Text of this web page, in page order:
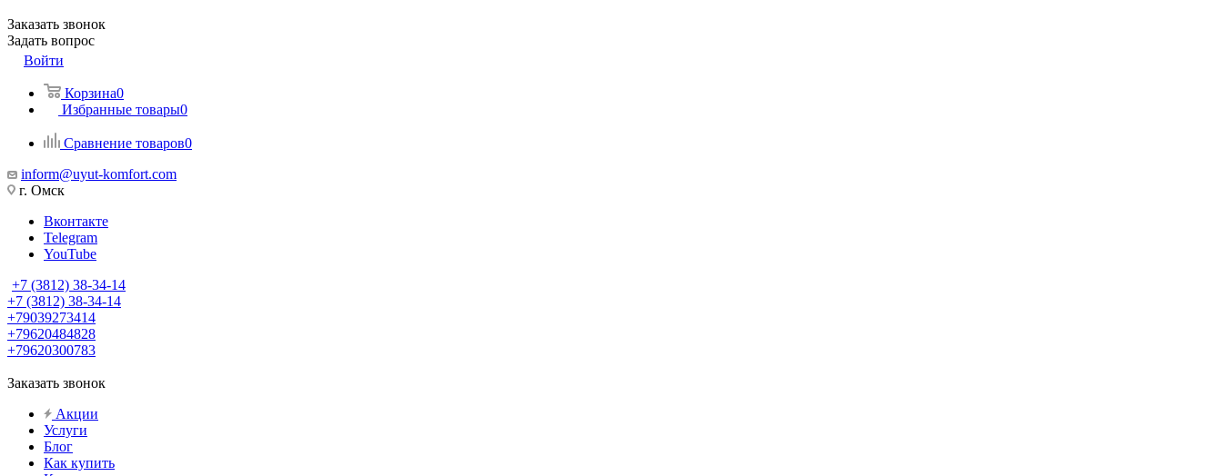
Заказать звонок
Задать вопрос
Войти
Корзина0
Избранные товары0
Сравнение товаров0
inform@uyut-komfort.com
г. Омск
Вконтакте
Telegram
YouTube
+7 (3812) 38-34-14
+7 (3812) 38-34-14
+79039273414
+79620484828
+79620300783
Заказать звонок
Акции
Услуги
Блог
Как купить